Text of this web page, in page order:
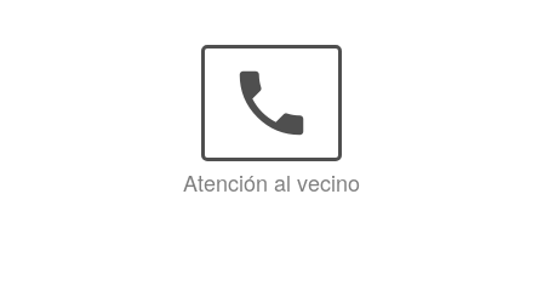
phone
Atención al vecino